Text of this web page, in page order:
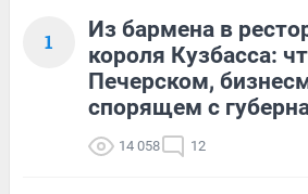
1
Из бармена в
короля Кузбасса:
Печерском,
спорящем с
14 058 12